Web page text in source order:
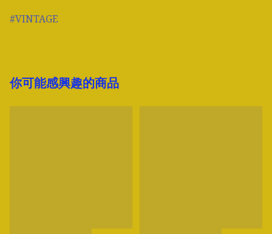
VINTAGE
你可能感興趣的商品